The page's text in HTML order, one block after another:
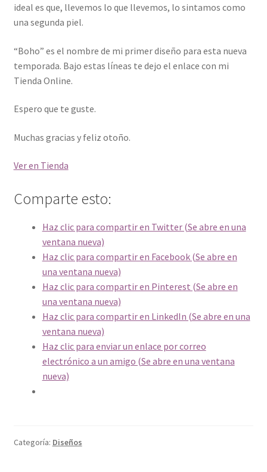
ideal es que, llevemos lo que llevemos, lo sintamos como
una segunda piel.
“Boho” es el nombre de mi primer diseño para esta nueva
temporada. Bajo estas líneas te dejo el enlace con mi
Tienda Online.
Espero que te guste.
Muchas gracias y feliz otoño.
Ver en Tienda
Comparte esto:
Haz clic para compartir en Twitter (Se abre en una
ventana nueva)
Haz clic para compartir en Facebook (Se abre en
una ventana nueva)
Haz clic para compartir en Pinterest (Se abre en
una ventana nueva)
Haz clic para compartir en LinkedIn (Se abre en una
ventana nueva)
Haz clic para enviar un enlace por correo
electrónico a un amigo (Se abre en una ventana
nueva)
Categoría: Diseños